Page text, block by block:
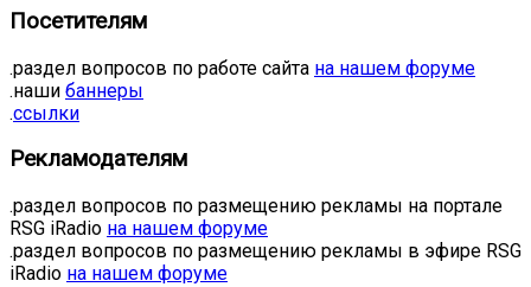
Посетителям
.раздел вопросов по работе сайта на нашем форуме
.наши баннеры
.ссылки
Рекламодателям
.раздел вопросов по размещению рекламы на портале
RSG iRadio на нашем форуме
.раздел вопросов по размещению рекламы в эфире RSG
iRadio на нашем форуме